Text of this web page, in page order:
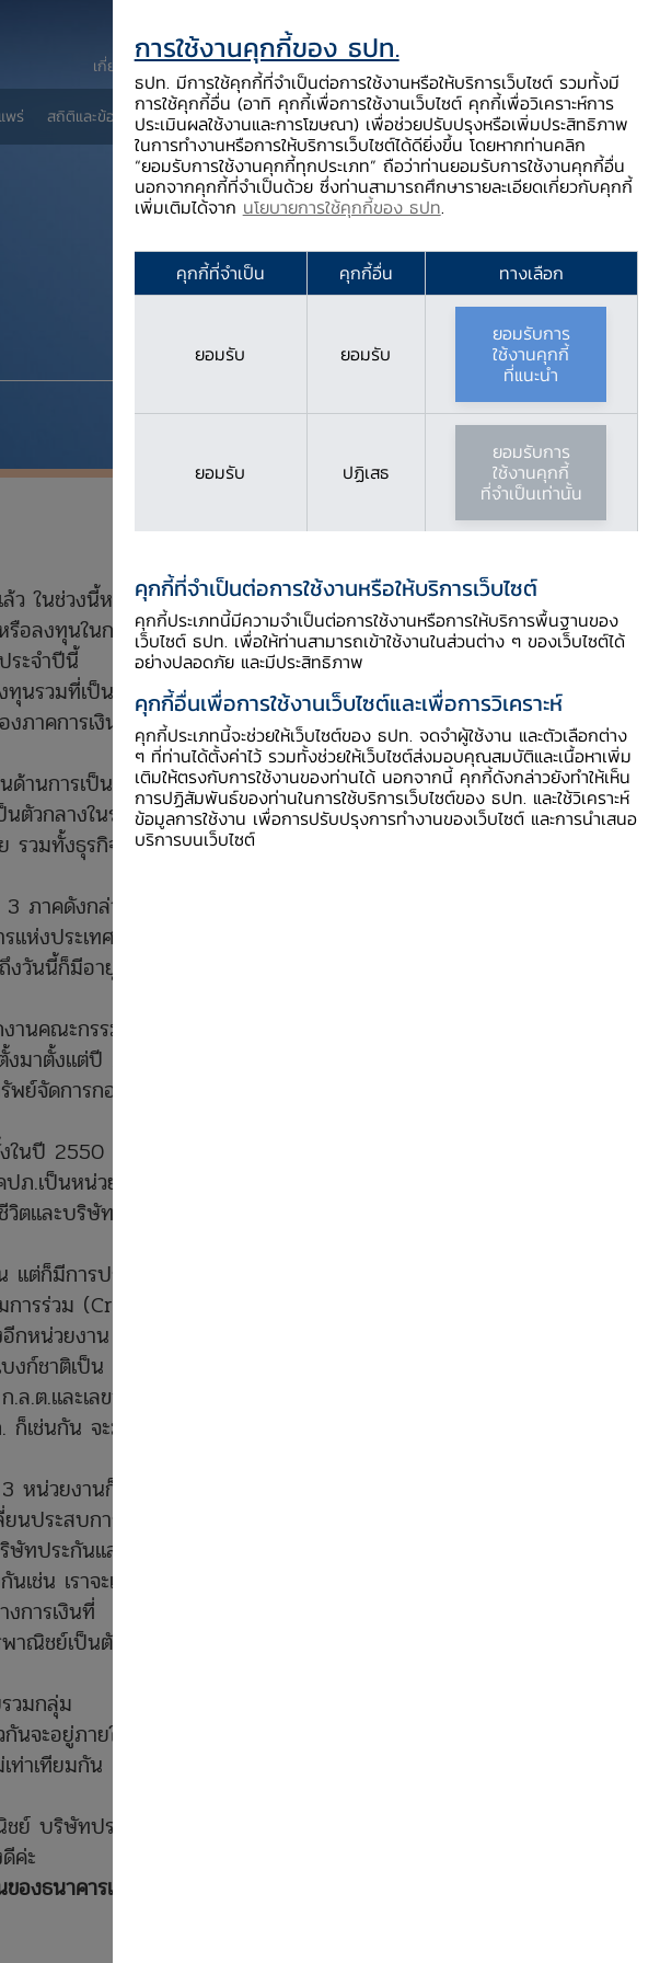
พร่ สถิติและข้อมูลเผยแพร่ บริการจาก ธปท. นวัตกรรมภาคการเงิน สตางค์ Story
เกี่ยวกับ ธปท. ติดต่อเรา ช่วยเหลือ / ร้องเรียน EN
ว ในช่วงนี้หลายๆ
รือลงทุนในกองทุน
ระจำปีนี้
นรวมที่เป็นผู้
ภาคการเงินของ
ด้านการเป็นผู้รับ
นตัวกลางในระบบ
รวมทั้งธุรกิจหลัก
ภาคดังกล่าว ใน
งประเทศไทย
วันนี้ก็มีอายุถึง
นคณะกรรมการ
มาตั้งแต่ปี 2535
จัดการกองทุน
นปี 2550 คือ
.เป็นหน่วยงานที่
ตและบริษัท
ต่ก็มีการประสาน
รร่วม (Cross
หน่วยงาน เช่น
งก์ชาติเป็น
ต.และเลขาธิการ
เช่นกัน จะมีผู้
หน่วยงานก็มีการ
นประสบการณ์
ทประกันและ
ช่น เราจะเห็น
การเงินที่
าณิชย์เป็นตัวแทน
วมกลุ่ม
จะอยู่ภายใต้
ท่าเทียมกัน
ย์ บริษัทประกัน
ค่ะ
งธนาคารแห่ง
Download PDF
การใช้งานคุกกี้ของ ธปท.
ธปท. มีการใช้คุกกี้ที่จำเป็นต่อการใช้งานหรือให้บริการเว็บไซต์ รวมทั้งมี
การใช้คุกกี้อื่น (อาทิ คุกกี้เพื่อการใช้งานเว็บไซต์ คุกกี้เพื่อวิเคราะห์การ
ประเมินผลใช้งานและการโฆษณา) เพื่อช่วยปรับปรุงหรือเพิ่มประสิทธิภาพ
ในการทำงานหรือการให้บริการเว็บไซต์ได้ดียิ่งขึ้น โดยหากท่านคลิก
“ยอมรับการใช้งานคุกกี้ทุกประเภท” ถือว่าท่านยอมรับการใช้งานคุกกี้อื่น
นอกจากคุกกี้ที่จำเป็นด้วย ซึ่งท่านสามารถศึกษารายละเอียดเกี่ยวกับคุกกี้
เพิ่มเติมได้จาก นโยบายการใช้คุกกี้ของ ธปท.
คุกกี้ที่จำเป็น คุกกี้อื่น ทางเลือก
ยอมรับ ยอมรับ
ยอมรับการ
ใช้งานคุกกี้
ที่แนะนำ
ยอมรับ ปฏิเสธ
ยอมรับการ
ใช้งานคุกกี้
ที่จำเป็นเท่านั้น
คุกกี้ที่จำเป็นต่อการใช้งานหรือให้บริการเว็บไซต์
คุกกี้ประเภทนี้มีความจำเป็นต่อการใช้งานหรือการให้บริการพื้นฐานของ
เว็บไซต์ ธปท. เพื่อให้ท่านสามารถเข้าใช้งานในส่วนต่าง ๆ ของเว็บไซต์ได้
อย่างปลอดภัย และมีประสิทธิภาพ
คุกกี้อื่นเพื่อการใช้งานเว็บไซต์และเพื่อการวิเคราะห์
คุกกี้ประเภทนี้จะช่วยให้เว็บไซต์ของ ธปท. จดจำผู้ใช้งาน และตัวเลือกต่าง
ๆ ที่ท่านได้ตั้งค่าไว้ รวมทั้งช่วยให้เว็บไซต์ส่งมอบคุณสมบัติและเนื้อหาเพิ่ม
เติมให้ตรงกับการใช้งานของท่านได้ นอกจากนี้ คุกกี้ดังกล่าวยังทำให้เห็น
การปฏิสัมพันธ์ของท่านในการใช้บริการเว็บไซต์ของ ธปท. และใช้วิเคราะห์
ข้อมูลการใช้งาน เพื่อการปรับปรุงการทำงานของเว็บไซต์ และการนำเสนอ
บริการบนเว็บไซต์